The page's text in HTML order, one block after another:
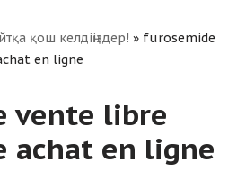
қош келдіңіздер! » furosemide
en ligne
vente libre
achat en ligne